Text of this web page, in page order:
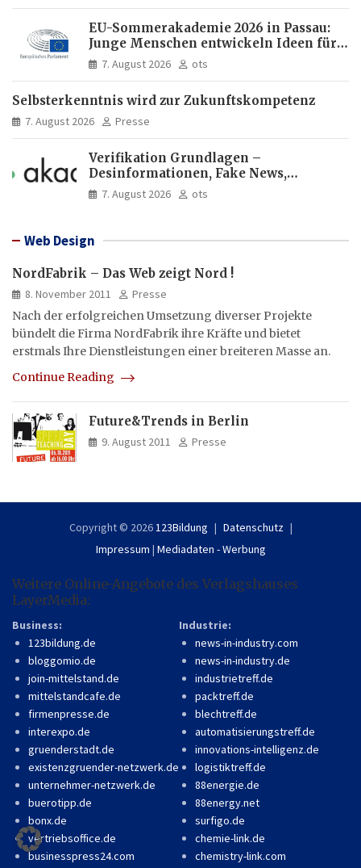
EU-Sommerakademie 2026 in Passau:
Junge Menschen entwickeln Ideen für
Europas Zukunft
7. August 2026 ots
Selbsterkenntnis wird zur Zukunftskompetenz
7. August 2026 Presse
Verifikation Grundlagen –
Desinformationen, Fake News,
manipulierte Inhalte | dpa-Akademie
7. August 2026 ots
Web Design
NordFabrik – Das Web zeigt Nord !
8. November 2011
Presse
Nach der erfolgreichen Umsetzung diverser Projekte
bündelt die Firma NordFabrik ihre Kräfte und bietet
erstmals Ihre Dienstleistungen einer breiteren Masse an.
Continue Reading
Future&Trends in Berlin
9. August 2011 Presse
Copyright © 2026123Bildung
Datenschutz
Impressum | Mediadaten - Werbung
Weitere Online-Angebote des Verlagshauses
LayerMedia:
Business:
123bildung.de
bloggomio.de
join-mittelstand.de
mittelstandcafe.de
firmenpresse.de
interexpo.de
gruenderstadt.de
existenzgruender-netzwerk.de
unternehmer-netzwerk.de
buerotipp.de
bonx.de
vertriebsoffice.de
businesspress24.com
Industrie:
news-in-industry.com
news-in-industry.de
industrietreff.de
packtreff.de
blechtreff.de
automatisierungstreff.de
innovations-intelligenz.de
logistiktreff.de
88energie.de
88energy.net
surfigo.de
chemie-link.de
chemistry-link.com